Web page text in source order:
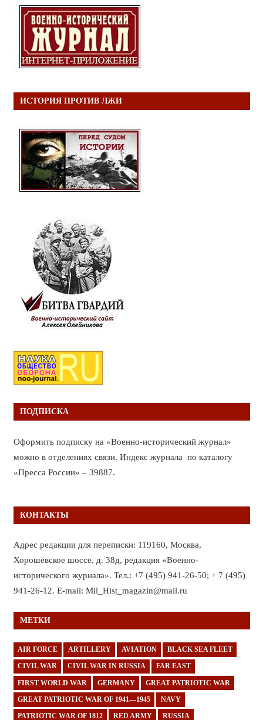
ИСТОРИЯ ПРОТИВ ЛЖИ
ПОДПИСКА
Оформить подписку на «Военно-исторический журнал»
можно в отделениях связи. Индекс журнала по каталогу
«Пресса России» – 39887.
КОНТАКТЫ
Адрес редакции для переписки: 119160, Москва,
Хорошёвское шоссе, д. 38д, редакция «Военно-
исторического журнала». Тел.: +7 (495) 941-26-50; + 7 (495)
941-26-12. E-mail: Mil_Hist_magazin@mail.ru
МЕТКИ
AIR FORCE ARTILLERY AVIATION BLACK SEA FLEET
CIVIL WAR CIVIL WAR IN RUSSIA FAR EAST
FIRST WORLD WAR GERMANY GREAT PATRIOTIC WAR
GREAT PATRIOTIC WAR OF 1941—1945 NAVY
PATRIOTIC WAR OF 1812 RED ARMY RUSSIA